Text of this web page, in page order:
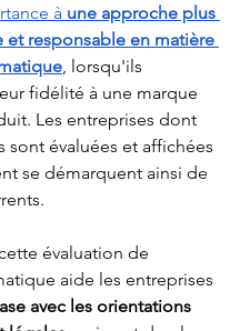
à une approche plus
et responsable en matière
, lorsqu'ils
fidélité à une marque
Les entreprises dont
sont évaluées et affichées
se démarquent ainsi de
évaluation de
aide les entreprises
avec les orientations